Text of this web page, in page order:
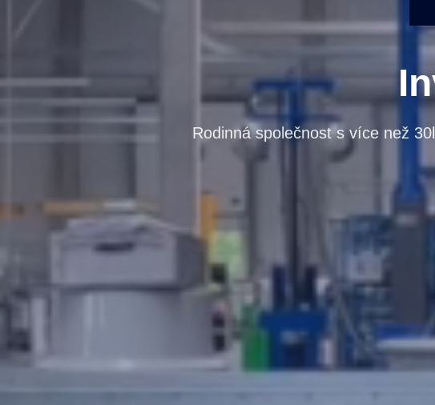
Rodinná společnost s více než